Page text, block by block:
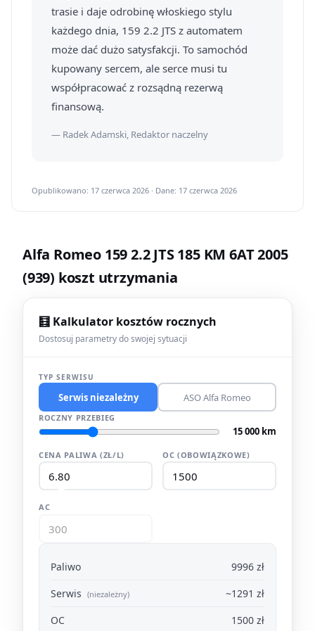
trasie i daje odrobinę włoskiego stylu
każdego dnia, 159 2.2 JTS z automatem
może dać dużo satysfakcji. To samochód
kupowany sercem, ale serce musi tu
współpracować z rozsądną rezerwą
finansową.
— Radek Adamski, Redaktor naczelny
Opublikowano: 17 czerwca 2026 · Dane: 17 czerwca 2026
Alfa Romeo 159 2.2 JTS 185 KM 6AT 2005
(939) koszt utrzymania
🧮 Kalkulator kosztów rocznych
Dostosuj parametry do swojej sytuacji
TYP SERWISU
Serwis niezależny ASO Alfa Romeo
ROCZNY PRZEBIEG
15 000 km
CENA PALIWA (ZŁ/L) OC (OBOWIĄZKOWE)
AC
Paliwo
9996 zł
Serwis (niezależny)
~1291 zł
OC
1500 zł